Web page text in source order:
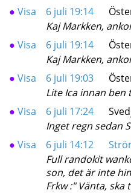
● Visa 6 juli 19:14
Kaj Markken,
● Visa 6 juli 19:14
Kaj Markken,
● Visa 6 juli 19:03
Lite Ica innan ben
● Visa 6 juli 17:24
Inget regn sedan
● Visa 6 juli 14:12
Full randokit
son, det är inte
Frkw :" Vänta, ska